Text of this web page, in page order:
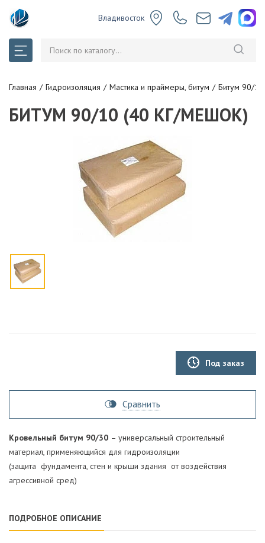
Владивосток
Главная Гидроизоляция Мастика и праймеры, битум Битум 90/
БИТУМ 90/10 (40 КГ/МЕШОК)
Под заказ
Сравнить
Кровельный битум 90/30 – универсальный строительный
материал, применяющийся для гидроизоляции
(защита фундамента, стен и крыши здания от воздействия
агрессивной сред)
ПОДРОБНОЕ ОПИСАНИЕ